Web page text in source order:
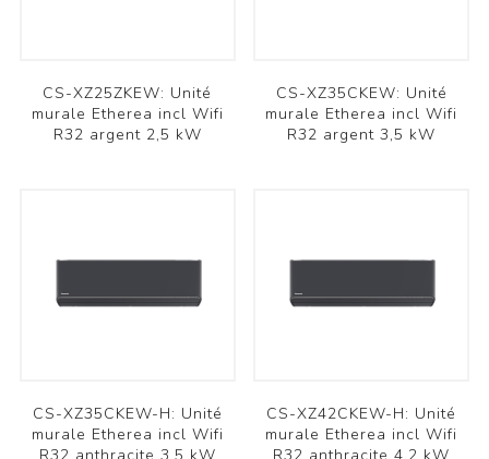
CS-XZ25ZKEW: Unité
murale Etherea incl Wifi
R32 argent 2,5 kW
CS-XZ35CKEW: Unité
murale Etherea incl Wifi
R32 argent 3,5 kW
CS-XZ35CKEW-H: Unité
murale Etherea incl Wifi
CS-XZ42CKEW-H: Unité
murale Etherea incl Wifi